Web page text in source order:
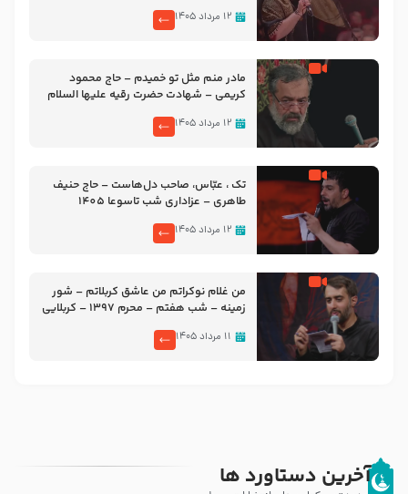
۱۲ مرداد ۱۴۰۵
مادر منم مثل تو خمیدم – حاج محمود
کریمی – شهادت حضرت رقیه علیها السلام
۱۲ مرداد ۱۴۰۵
تک ، عبّاس، صاحب دل‌هاست – حاج حنیف
طاهری – عزاداری شب تاسوعا 1405
۱۲ مرداد ۱۴۰۵
من غلام نوکراتم من عاشق کربلاتم – شور
زمینه – شب هفتم – محرم 1397 – کربلایی
۱۱ مرداد ۱۴۰۵
آخرین دستاورد ها